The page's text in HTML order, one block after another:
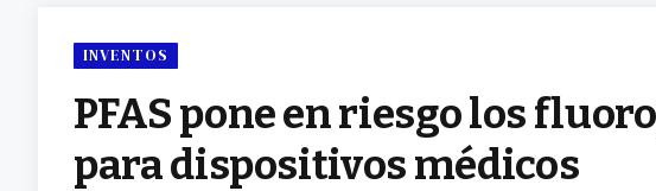
INVENTOS
PFAS pone en riesgo los
para dispositivos médicos